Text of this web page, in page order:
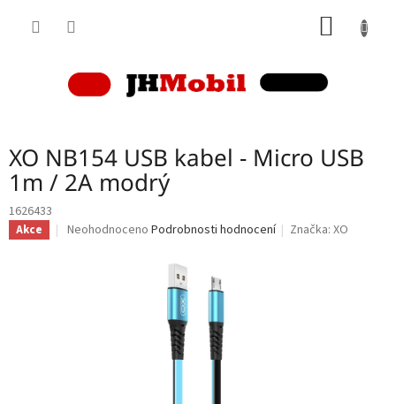
XO NB154 USB kabel - Micro USB
1m / 2A modrý
1626433
Akce
Průměrné
Neohodnoceno Podrobnosti hodnocení Značka:XO